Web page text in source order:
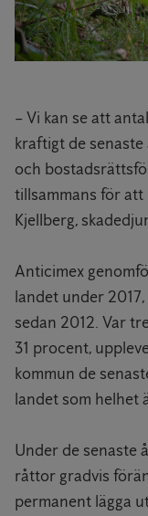
– Vi kan se att
kraftigt de
och
tillsammans för att
Kjellberg,
Anticimex
landet under
sedan 2012. Var
31 procent,
kommun de
landet som helhet
Under de senaste
råttor gradvis
permanent lägga